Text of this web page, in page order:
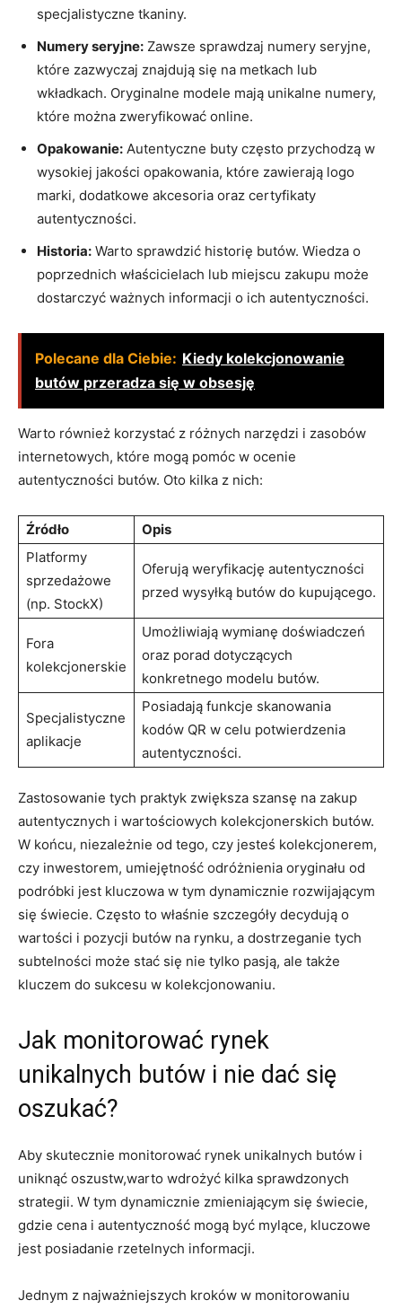
specjalistyczne tkaniny.
Numery seryjne: Zawsze sprawdzaj numery seryjne,
które zazwyczaj znajdują się na metkach lub
wkładkach. Oryginalne modele mają unikalne numery,
które można zweryfikować online.
Opakowanie: Autentyczne buty często przychodzą w
wysokiej jakości opakowania, które zawierają logo
marki, dodatkowe akcesoria oraz certyfikaty
autentyczności.
Historia: Warto sprawdzić historię butów. Wiedza o
poprzednich właścicielach lub miejscu zakupu może
dostarczyć ważnych informacji o ich autentyczności.
Polecane dla Ciebie: Kiedy kolekcjonowanie
butów przeradza się w obsesję
Warto również korzystać z różnych narzędzi i zasobów
internetowych, które mogą pomóc w ocenie
autentyczności butów. Oto kilka z nich:
Źródło
Opis
Platformy
sprzedażowe
(np. StockX)
Oferują weryfikację autentyczności
przed wysyłką butów do kupującego.
Fora
kolekcjonerskie
Umożliwiają wymianę doświadczeń
oraz porad dotyczących
konkretnego modelu butów.
Specjalistyczne
aplikacje
Posiadają funkcje skanowania
kodów QR w celu potwierdzenia
autentyczności.
Zastosowanie tych praktyk zwiększa szansę na zakup
autentycznych i wartościowych kolekcjonerskich butów.
W końcu, niezależnie od tego, czy jesteś kolekcjonerem,
czy inwestorem, umiejętność odróżnienia oryginału od
podróbki jest kluczowa w tym dynamicznie rozwijającym
się świecie. Często to właśnie szczegóły decydują o
wartości i pozycji butów na rynku, a dostrzeganie tych
subtelności może stać się nie tylko pasją, ale także
kluczem do sukcesu w kolekcjonowaniu.
Jak monitorować rynek
unikalnych butów i nie dać się
oszukać?
Aby skutecznie monitorować rynek unikalnych butów i
uniknąć oszustw,warto wdrożyć kilka sprawdzonych
strategii. W tym dynamicznie zmieniającym się świecie,
gdzie cena i autentyczność mogą być mylące, kluczowe
jest posiadanie rzetelnych informacji.
Jednym z najważniejszych kroków w monitorowaniu